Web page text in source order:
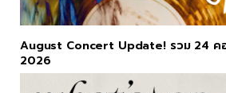
August Concert Update! รวม 24 ค
2026